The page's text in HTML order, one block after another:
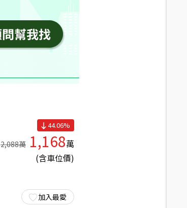
44.06%
2,088萬 1,168萬
(含車位價)
加入最愛